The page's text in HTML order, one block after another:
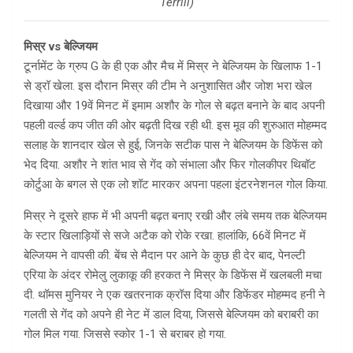
मिस्र vs बेल्जियम
टूर्नामेंट के ग्रुप G के ही एक और मैच में मिस्र ने बेल्जियम के खिलाफ 1-1
से ड्रॉ खेला. इस दौरान मिस्र की टीम ने अनुशासित और जोश भरा खेल
दिखाया और 19वें मिनट में इमाम अशौर के गोल से बढ़त बनाने के बाद अपनी
पहली वर्ल्ड कप जीत की ओर बढ़ती दिख रही थी. इस मूव की शुरुआत मोहम्मद
सलाह के शानदार खेल से हुई, जिनके सटीक पास ने बेल्जियम के डिफेंस को
भेद दिया. अशौर ने शांत भाव से गेंद को संभाला और फिर गोलकीपर थिबॉट
कोर्टुआ के बगल से एक लो शॉट मारकर अपना पहला इंटरनेशनल गोल किया.
मिस्र ने दूसरे हाफ में भी अपनी बढ़त बनाए रखी और लंबे समय तक बेल्जियम
के स्टार खिलाड़ियों से सजे अटैक को रोके रखा. हालांकि, 66वें मिनट में
बेल्जियम ने वापसी की. बेंच से मैदान पर आने के कुछ ही देर बाद, पेनल्टी
एरिया के अंदर रोमेलु लुकाकू की हरकत ने मिस्र के डिफेंस में खलबली मचा
दी. थॉमस मुनियर ने एक खतरनाक क्रॉस दिया और डिफेंडर मोहम्मद हनी ने
गलती से गेंद को अपने ही नेट में डाल दिया, जिससे बेल्जियम को बराबरी का
गोल मिल गया. जिससे स्कोर 1-1 से बराबर हो गया.